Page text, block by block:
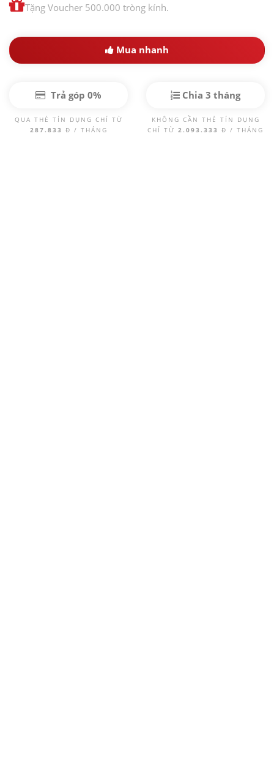
Tặng Voucher 500.000 tròng kính.
Mua nhanh
Trả góp 0%
QUA THẺ TÍN DỤNG CHỈ TỪ
287.833 Đ / THÁNG
Chia 3 tháng
KHÔNG CẦN THẺ TÍN DỤNG
CHỈ TỪ 2.093.333 Đ / THÁNG